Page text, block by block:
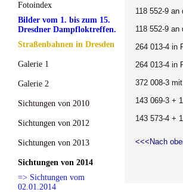
Fotoindex
Bilder vom 1. bis zum 15.
Dresdner Dampfloktreffen.
Straßenbahnen in Dresden
Galerie 1
Galerie 2
Sichtungen von 2010
Sichtungen von 2012
Sichtungen von 2013
Sichtungen von 2014
=> Sichtungen vom
02.01.2014
118 552-9
118 552-9
264 013-4 in
264 013-4 in
372 008-3
143 069-3 +
143 573-4 +
<<<Nach